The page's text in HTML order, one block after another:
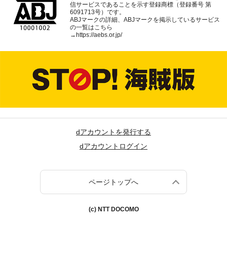
信サービスであることを示す登録商標（登録番号 第
6091713号）です。
ABJマークの詳細、ABJマークを掲示しているサービス
の一覧はこちら
→ https://aebs.or.jp/
dアカウントを発行する
dアカウントログイン
ページトップへ
(c) NTT DOCOMO